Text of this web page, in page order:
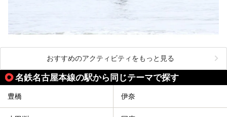
おすすめのアクティビティをもっと見る
名鉄名古屋本線の駅から同じテーマで探す
豊橋 伊奈